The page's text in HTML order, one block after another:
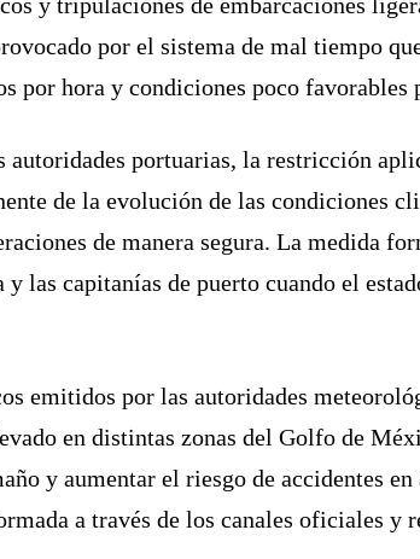
por el sistema de mal tiempo
por hora y condiciones poco
portuarias, la restricción
de la evolución de las condiciones
de manera segura. La medida
las capitanías de puerto cuando el
emitidos por las autoridades
en distintas zonas del Golfo de
y aumentar el riesgo de accidentes
a través de los canales oficiales y